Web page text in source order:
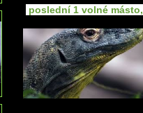
poslední 1 volné másto,